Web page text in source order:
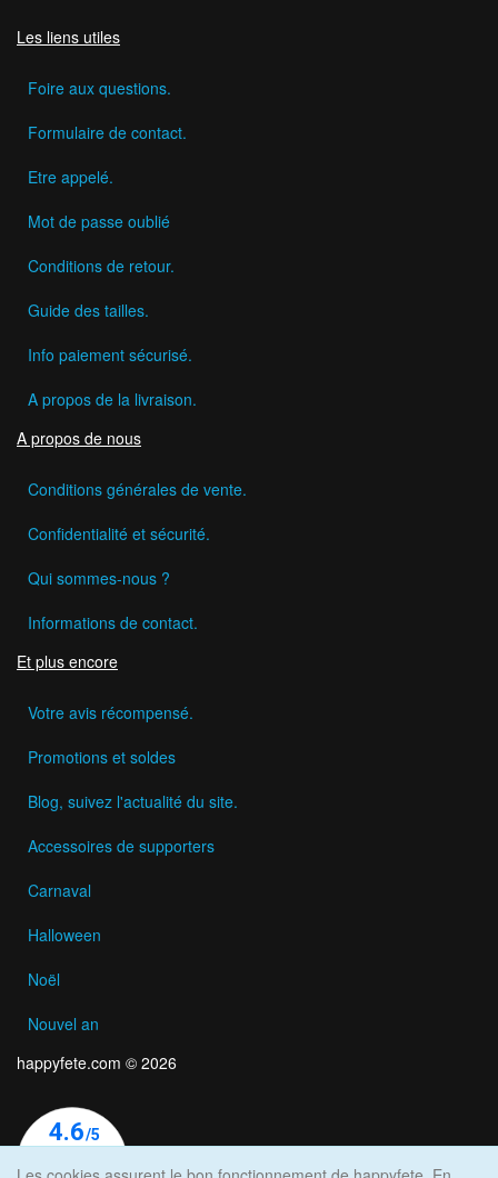
Les liens utiles
Foire aux questions.
Formulaire de contact.
Etre appelé.
Mot de passe oublié
Conditions de retour.
Guide des tailles.
Info paiement sécurisé.
A propos de la livraison.
A propos de nous
Conditions générales de vente.
Confidentialité et sécurité.
Qui sommes-nous ?
Informations de contact.
Et plus encore
Votre avis récompensé.
Promotions et soldes
Blog, suivez l'actualité du site.
Accessoires de supporters
Carnaval
Halloween
Noël
Nouvel an
happyfete.com © 2026